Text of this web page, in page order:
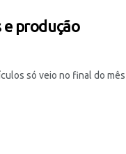
produção
só veio no final do mês